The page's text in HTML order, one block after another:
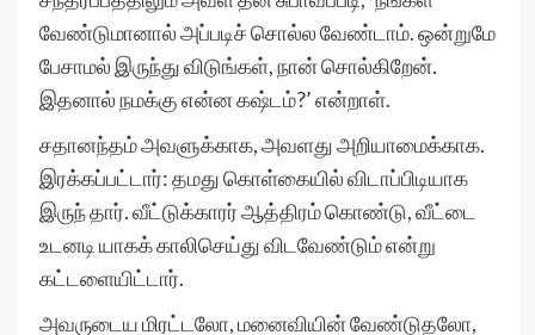
வேண்டுமானால் அப்படிச் சொல்ல வேண்டாம். ஒன்றுமே
பேசாமல் இருந்து விடுங்கள், நான் சொல்கிறேன்.
இதனால் நமக்கு என்ன கஷ்டம்?’ என்றாள்.
சதானந்தம் அவளுக்காக, அவளது அறியாமைக்காக.
இரக்கப்பட்டார்: தமது கொள்கையில் விடாப்பிடியாக
இருந் தார். வீட்டுக்காரர் ஆத்திரம் கொண்டு, வீட்டை
உடனடி யாகக் காலிசெய்து விடவேண்டும் என்று
கட்டளையிட்டார்.
அவருடைய மிரட்டலோ, மனைவியின் வேண்டுதலோ,